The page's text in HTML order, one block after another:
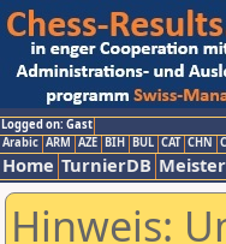
Logged on: Gast
Arabic ARM AZE BIH BUL CAT CHN
Home TurnierDB
Hinweis: